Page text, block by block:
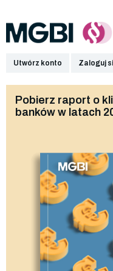
Utwórz konto Zaloguj
Pobierz raport o
banków w latach